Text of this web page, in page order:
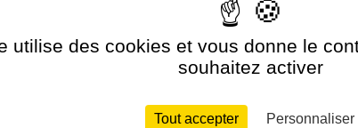
utilise des cookies et vous donne le
souhaitez activer
Tout accepter Personnaliser